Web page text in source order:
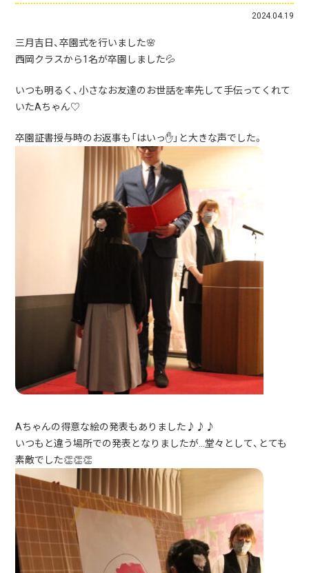
2024.04.19
三月吉日、卒園式を行いました🌸
西岡クラスから1名が卒園しました💦
いつも明るく、小さなお友達のお世話を率先して手伝ってくれて
いたAちゃん♡
卒園証書授与時のお返事も「はいっ✋」と大きな声でした。
Aちゃんの得意な絵の発表もありました♪♪♪
いつもと違う場所での発表となりましたが…堂々として、とても
素敵でした👏👏👏